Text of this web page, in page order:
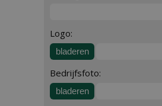
Logo:
bladeren
Bedrijfsfoto:
bladeren